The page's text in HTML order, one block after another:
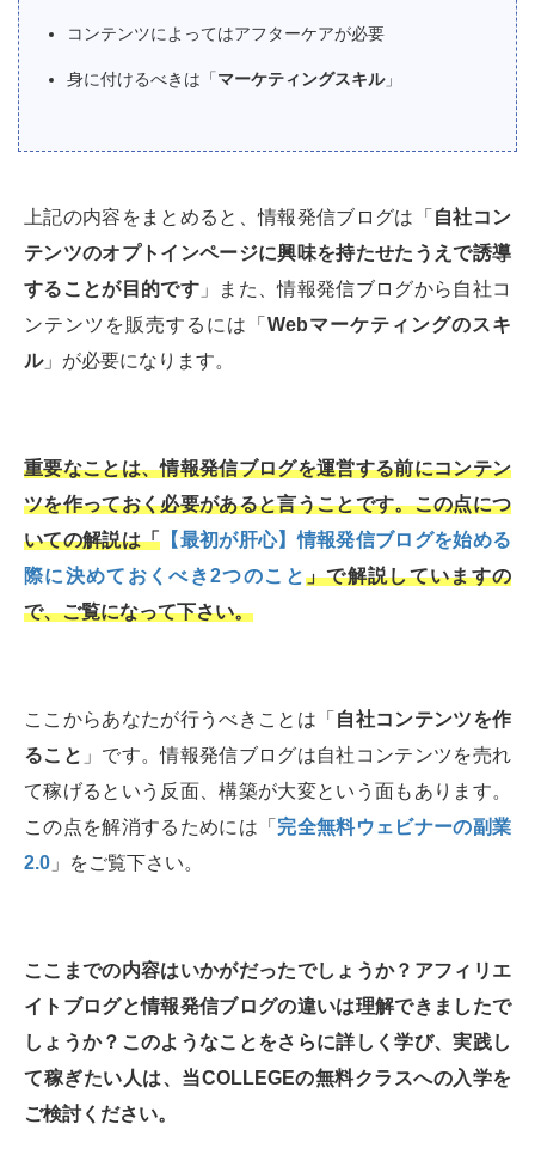
コンテンツによってはアフターケアが必要
身に付けるべきは「マーケティングスキル」
上記の内容をまとめると、情報発信ブログは「 自社コン
テンツのオプトインページに興味を持たせたうえで誘導
することが目的です 」また、情報発信ブログから自社コ
ンテンツを販売するには「 Webマーケティングのスキ
ル」が必要になります。
重要なことは、情報発信ブログを運営する前にコンテン
ツを作っておく必要があると言うことです。この点につ
いての解説は「 【最初が肝心】情報発信ブログを始める
際に決めておくべき2つのこと」で解説していますの
で、ご覧になって下さい。
ここからあなたが行うべきことは「 自社コンテンツを作
ること 」です。情報発信ブログは自社コンテンツを売れ
て稼げるという反面、構築が大変という面もあります。
この点を解消するためには「 完全無料ウェビナーの副業
2.0 」をご覧下さい。
ここまでの内容はいかがだったでしょうか？アフィリエ
イトブログと情報発信ブログの違いは理解できましたで
しょうか？このようなことをさらに詳しく学び、実践し
て稼ぎたい人は、当COLLEGEの無料クラスへの入学を
ご検討ください。